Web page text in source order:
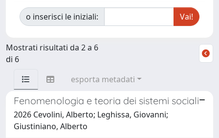
o inserisci le iniziali:
Mostrati risultati da 2 a 6
di 6
esporta metadati
Fenomenologia e teoria dei sistemi sociali
2026 Cevolini, Alberto; Leghissa, Giovanni;
Giustiniano, Alberto